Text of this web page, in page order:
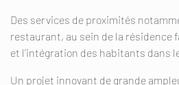
Des services de proximités
restaurant, au sein de la résidence
et l’intégration des habitants dans
Un projet innovant de grande